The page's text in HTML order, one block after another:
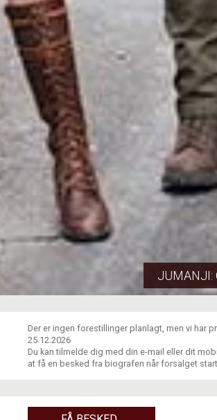
JUMANJI:
Der er ingen forestillinger planlagt, men vi har
25.12.2026
Du kan tilmelde dig med din e-mail eller dit
at få en besked fra biografen når forsalget